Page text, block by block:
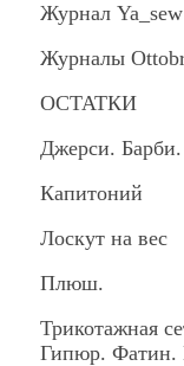
Журнал Ya_sew
Журналы
ОСТАТКИ
Джерси. Барби.
Капитоний
Лоскут на вес
Плюш.
Трикотажная
Гипюр.